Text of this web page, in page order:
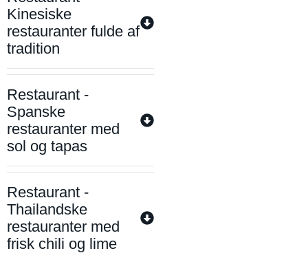
Kinesiske
restauranter fulde af
tradition
Restaurant -
Spanske
restauranter med
sol og tapas
Restaurant -
Thailandske
restauranter med
frisk chili og lime